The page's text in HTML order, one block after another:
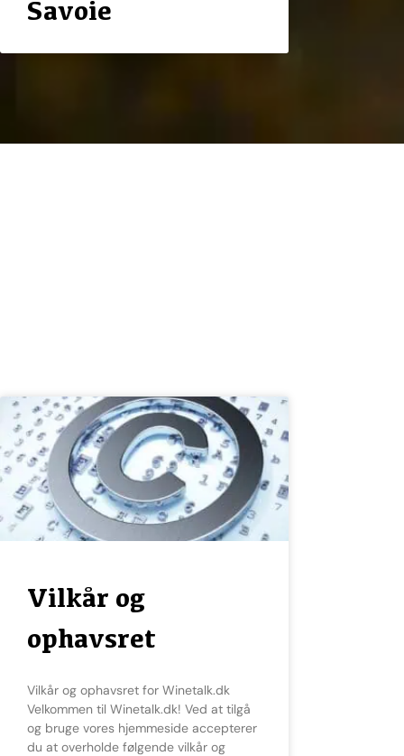
Savoie
Vilkår og
ophavsret
Vilkår og ophavsret for Winetalk.dk
Velkommen til Winetalk.dk! Ved at tilgå
og bruge vores hjemmeside accepterer
du at overholde følgende vilkår og